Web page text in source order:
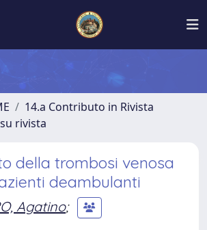
14.a Contributo in Rivista
rivista
della trombosi venosa
deambulanti
Agatino;